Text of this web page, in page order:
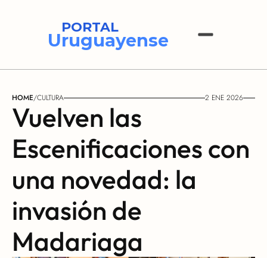
PORTAL
Uruguayense
HOME/CULTURA 2 ENE 2026
Vuelven las
Escenificaciones con
una novedad: la
invasión de
Madariaga